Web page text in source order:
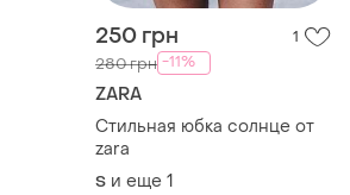
250 грн 1
280 грн -11%
ZARA
Стильная юбка солнце от
zara
S и еще 1